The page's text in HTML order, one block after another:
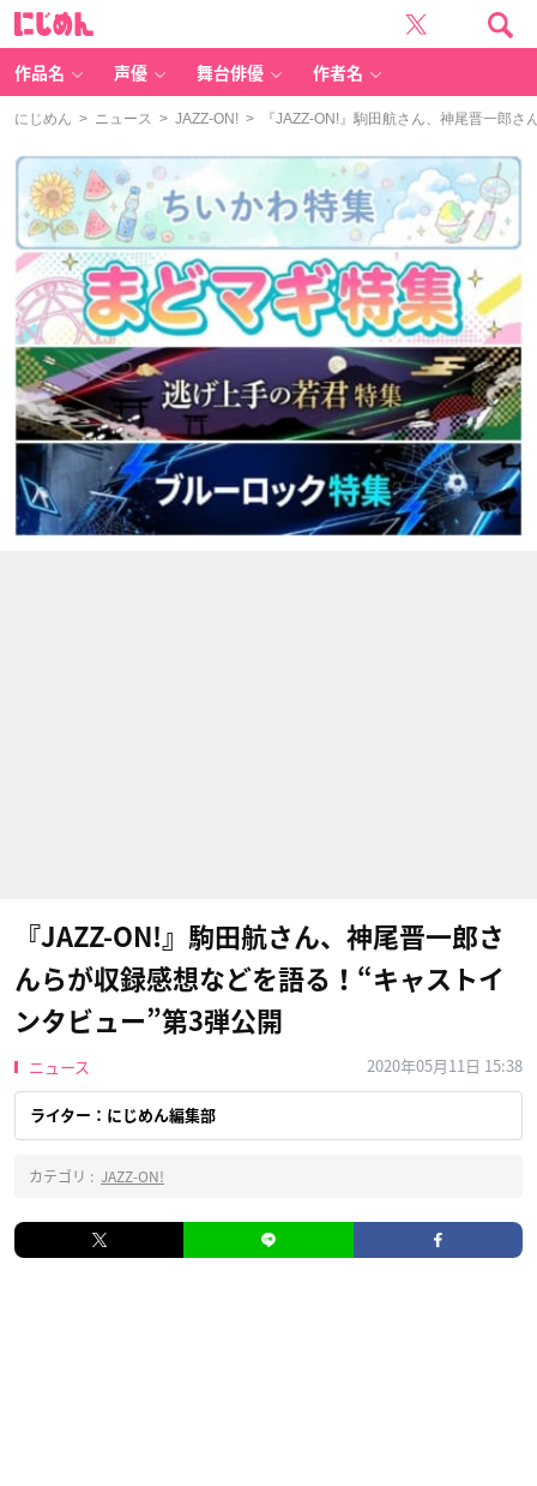
作品名 声優 舞台俳優 作者名
にじめん > ニュース > JAZZ-ON! > 『JAZZ-ON!』駒田航さん、神尾晋一郎さ
『JAZZ-ON!』駒田航さん、神尾晋一郎さ
んらが収録感想などを語る！“キャストイ
ンタビュー”第3弾公開
ニュース 2020年05月11日 15:38
ライター：にじめん編集部
カテゴリ : JAZZ-ON!